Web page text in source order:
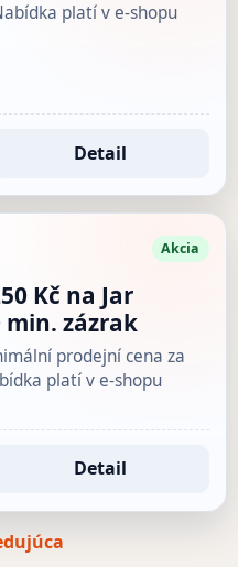
platí v e-shopu
Detail
Akcia
Kč na Jar
zázrak
prodejní cena za
platí v e-shopu
Detail